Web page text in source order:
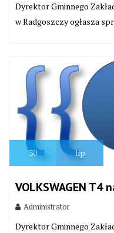
Dyrektor Gminnego
w Radgoszczy ogłasza
30 lip
VOLKSWAGEN T4
Administrator
Dyrektor Gminnego